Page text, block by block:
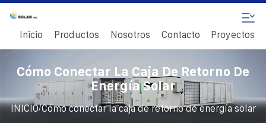
Inicio Productos Nosotros Contacto Proyectos
Cómo Conectar La Caja De Retorno De
Energía Solar
INICIO/Cómo conectar la caja de retorno de energía solar